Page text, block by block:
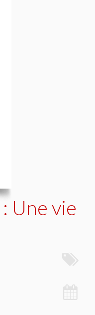
: Une vie